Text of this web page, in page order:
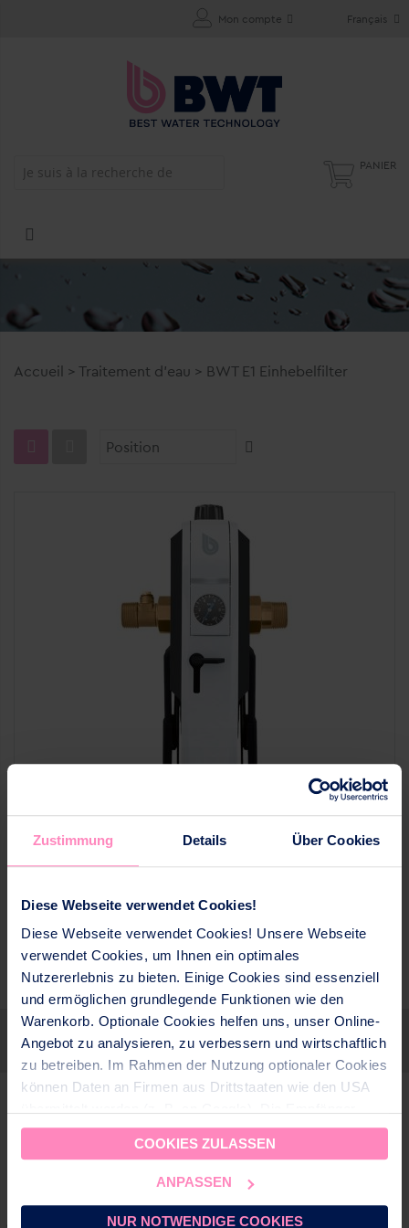
Zustimmung Details Über Cookies
Diese Webseite verwendet Cookies!
Diese Webseite verwendet Cookies! Unsere Webseite
verwendet Cookies, um Ihnen ein optimales
Nutzererlebnis zu bieten. Einige Cookies sind essenziell
und ermöglichen grundlegende Funktionen wie den
Warenkorb. Optionale Cookies helfen uns, unser Online-
Angebot zu analysieren, zu verbessern und wirtschaftlich
zu betreiben. Im Rahmen der Nutzung optionaler Cookies
können Daten an Firmen aus Drittstaaten wie den USA
dieser Daten sind im CH-US Data Privacy Framework
(DPF) gelistet, dass ein angemessenes
Datenschutzniveau gewährleistet. Für nicht zertifizierte
EU‑Standardvertragsklauseln mit CH‑Ergänzungen) ein.
COOKIES ZULASSEN
ANPASSEN
NUR NOTWENDIGE COOKIES
Français
Mon compte
PANIER
Accueil > Traitement d'eau > BWT E1 Einhebelfilter
Suivez-vous
Hauptstrasse 192, 4147 Aesch
+41 61 755 88 88